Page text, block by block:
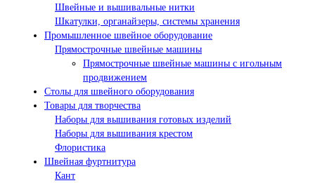
Швейные и вышивальные нитки
Шкатулки, органайзеры, системы хранения
Промышленное швейное оборудование
Прямострочные швейные машины
Прямострочные швейные машины с игольным
продвижением
Столы для швейного оборудования
Товары для творчества
Наборы для вышивания готовых изделий
Наборы для вышивания крестом
Флористика
Швейная фуртнитура
Кант